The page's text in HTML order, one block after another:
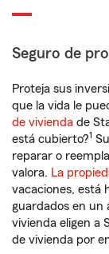
Seguro de
Proteja sus
que la vida le
de vivienda de
está cubierto?1
reparar o
valora. La
vacaciones, está
guardados en un
vivienda eligen a
de vivienda por